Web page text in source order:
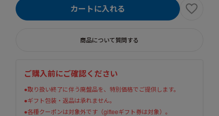
カートに入れる
商品について質問する
ご購入前にご確認ください
●取り扱い終了に伴う廃盤品を、特別価格でご提供します。
●ギフト包装・返品は承れません。
●各種クーポンは対象外です（gifteeギフト券は対象）。